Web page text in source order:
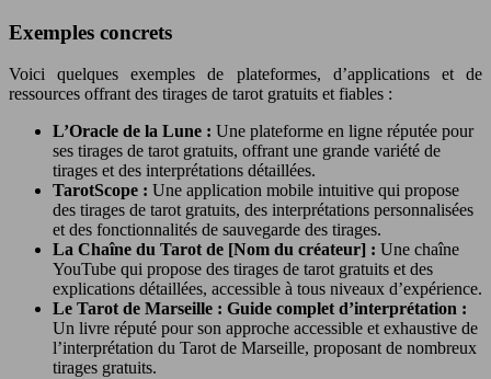
Exemples concrets
Voici quelques exemples de plateformes, d’applications et de
ressources offrant des tirages de tarot gratuits et fiables :
L’Oracle de la Lune : Une plateforme en ligne réputée pour
ses tirages de tarot gratuits, offrant une grande variété de
tirages et des interprétations détaillées.
TarotScope : Une application mobile intuitive qui propose
des tirages de tarot gratuits, des interprétations personnalisées
et des fonctionnalités de sauvegarde des tirages.
La Chaîne du Tarot de [Nom du créateur] : Une chaîne
YouTube qui propose des tirages de tarot gratuits et des
explications détaillées, accessible à tous niveaux d’expérience.
Le Tarot de Marseille : Guide complet d’interprétation :
Un livre réputé pour son approche accessible et exhaustive de
l’interprétation du Tarot de Marseille, proposant de nombreux
tirages gratuits.